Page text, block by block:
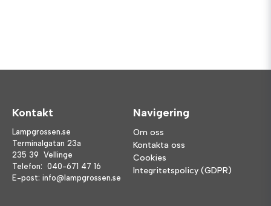
Kontakt
Lampgrossen.se
Terminalgatan 23a
235 39 Vellinge
Telefon: 040-671 47 16
E-post: info@lampgrossen.se
Navigering
Om oss
Kontakta oss
Cookies
Integritetspolicy (GDPR)